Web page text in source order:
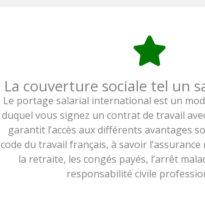
La couverture sociale tel un
Le portage salarial international est un
duquel vous signez un contrat de travail
garantit l’accès aux différents avantages
code du travail français, à savoir l’assurance
la retraite, les congés payés, l’arrêt
responsabilité civile